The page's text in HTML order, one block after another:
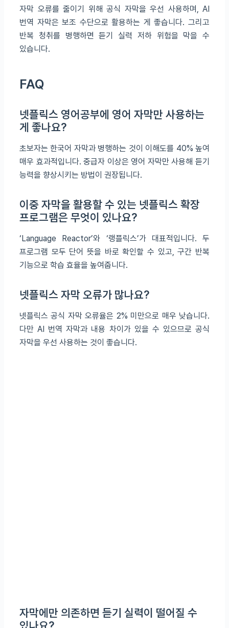
자막 오류를 줄이기 위해 공식 자막을 우선 사용하며, AI
번역 자막은 보조 수단으로 활용하는 게 좋습니다. 그리고
반복 청취를 병행하면 듣기 실력 저하 위험을 막을 수
있습니다.
FAQ
넷플릭스 영어공부에 영어 자막만 사용하는
게 좋나요?
초보자는 한국어 자막과 병행하는 것이 이해도를 40% 높여
매우 효과적입니다. 중급자 이상은 영어 자막만 사용해 듣기
능력을 향상시키는 방법이 권장됩니다.
이중 자막을 활용할 수 있는 넷플릭스 확장
프로그램은 무엇이 있나요?
‘Language Reactor’와 ‘랭플릭스’가 대표적입니다. 두
프로그램 모두 단어 뜻을 바로 확인할 수 있고, 구간 반복
기능으로 학습 효율을 높여줍니다.
넷플릭스 자막 오류가 많나요?
넷플릭스 공식 자막 오류율은 2% 미만으로 매우 낮습니다.
다만 AI 번역 자막과 내용 차이가 있을 수 있으므로 공식
자막을 우선 사용하는 것이 좋습니다.
자막에만 의존하면 듣기 실력이 떨어질 수